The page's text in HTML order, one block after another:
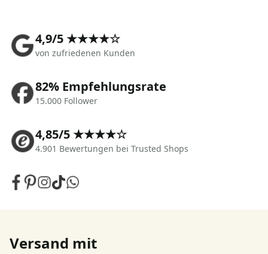
4,9/5 ★★★★☆
von zufriedenen Kunden
82% Empfehlungsrate
15.000 Follower
4,85/5 ★★★★☆
4.901 Bewertungen bei Trusted Shops
Versand mit